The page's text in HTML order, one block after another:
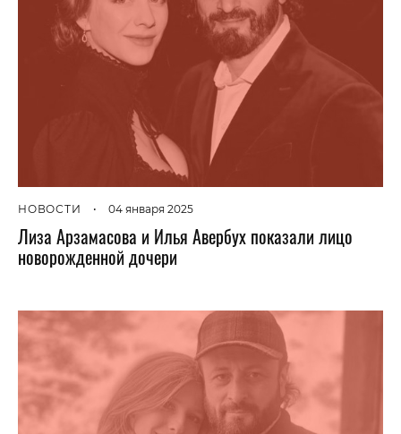
НОВОСТИ • 04 января 2025
Лиза Арзамасова и Илья Авербух показали лицо
новорожденной дочери